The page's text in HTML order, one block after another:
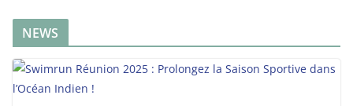
NEWS